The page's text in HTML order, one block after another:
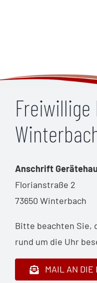
Anschrift
Florianstraße 2
73650 Winterbach
Bitte beachten Sie,
rund um die Uhr
MAIL AN DIE